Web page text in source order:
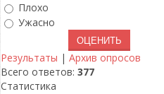
Плохо
Ужасно
Результаты | Архив опросов
Всего ответов: 377
Статистика